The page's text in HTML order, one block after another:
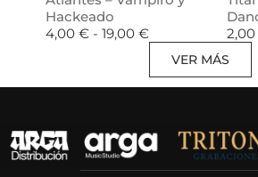
Hackeado
4,00 € - 19,00 €
2,00
VER MÁS